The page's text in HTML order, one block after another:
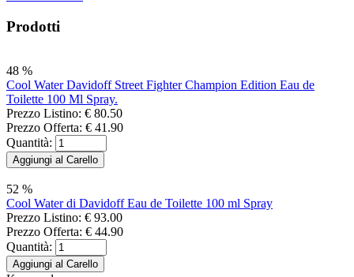
Prodotti
48 %
Cool Water Davidoff Street Fighter Champion Edition Eau de
Toilette 100 Ml Spray.
Prezzo Listino: € 80.50
Prezzo Offerta: € 41.90
Quantità:
52 %
Cool Water di Davidoff Eau de Toilette 100 ml Spray
Prezzo Listino: € 93.00
Prezzo Offerta: € 44.90
Quantità: